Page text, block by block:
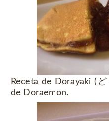
Receta de Dorayaki (
de Doraemon.